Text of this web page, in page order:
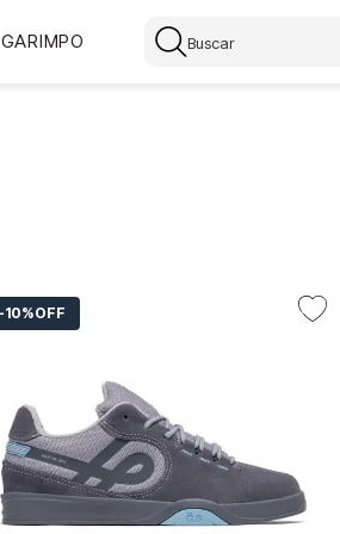
GARIMPO
Buscar
10%OFF